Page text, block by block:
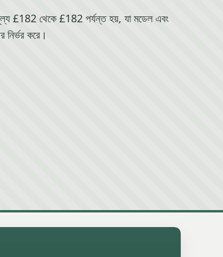
£182 থেকে £182 পর্যন্ত হয়, যা মডেল এবং
করে।